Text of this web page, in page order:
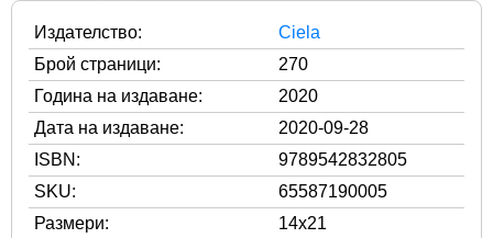
Издателство:
Ciela
Брой страници:
270
Година на издаване:
2020
Дата на издаване:
2020-09-28
ISBN:
9789542832805
SKU:
65587190005
Размери:
14x21